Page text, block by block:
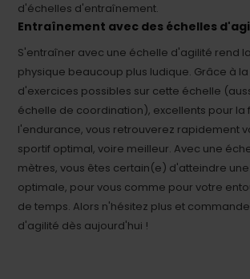
d'échelles d'entraînement.
Entraînement avec des échelles
S'entraîner avec une échelle d'agilité rend
physique beaucoup plus ludique. Grâce à
d'exercices possibles sur cette échelle
échelle de coordination), excellents pour la
l'endurance, vous retrouverez rapidement
sportif optimal, voire meilleur. Avec une
mètres, vous êtes certain(e) d'atteindre
optimale, pour vous comme pour votre
de temps. Alors n'hésitez plus et
d'agilité dès aujourd'hui !